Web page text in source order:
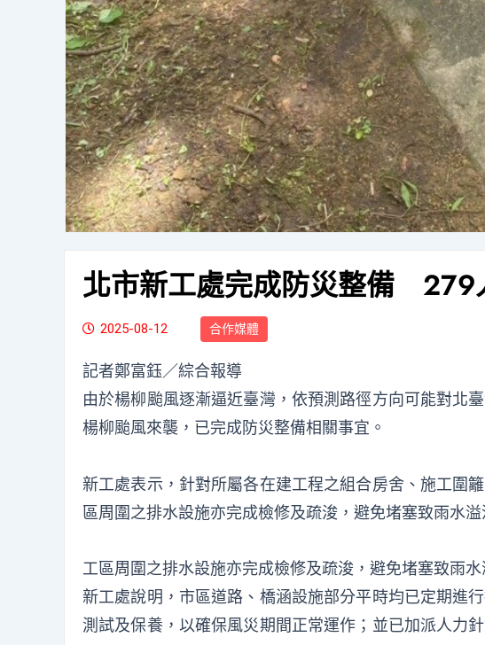
北市新工處完成防災整備 279
2025-08-12 合作媒體
記者鄭富鈺／綜合報導
由於楊柳颱風逐漸逼近臺灣，依預測路徑方向可能對北
楊柳颱風來襲，已完成防災整備相關事宜。
新工處表示，針對所屬各在建工程之組合房舍、施工圍
區周圍之排水設施亦完成檢修及疏浚，避免堵塞致雨水
工區周圍之排水設施亦完成檢修及疏浚，避免堵塞致雨
新工處說明，市區道路、橋涵設施部分平時均已定期進
測試及保養，以確保風災期間正常運作；並已加派人力